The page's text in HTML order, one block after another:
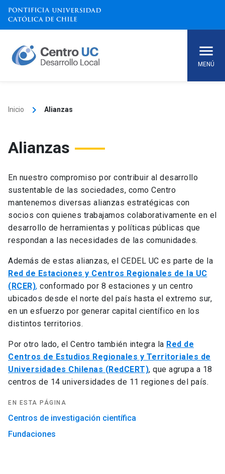
Skip
content
MENÚ
Inicio keyboard_arrow_right Alianzas
Alianzas
En nuestro compromiso por contribuir al desarrollo
sustentable de las sociedades, como Centro
mantenemos diversas alianzas estratégicas con
socios con quienes trabajamos colaborativamente en el
desarrollo de herramientas y políticas públicas que
respondan a las necesidades de las comunidades.
Además de estas alianzas, el CEDEL UC es parte de la
Red de Estaciones y Centros Regionales de la UC
(RCER), conformado por 8 estaciones y un centro
ubicados desde el norte del país hasta el extremo sur,
en un esfuerzo por generar capital científico en los
distintos territorios.
Por otro lado, el Centro también integra la Red de
Centros de Estudios Regionales y Territoriales de
Universidades Chilenas (RedCERT), que agrupa a 18
centros de 14 universidades de 11 regiones del país.
EN ESTA PÁGINA
Centros de investigación científica
Fundaciones